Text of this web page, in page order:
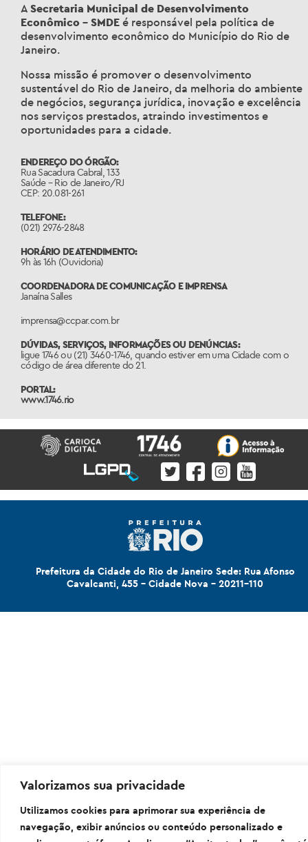
Valorizamos sua privacidade
Utilizamos cookies para aprimorar sua experiência de
navegação, exibir anúncios ou conteúdo personalizado e
A Secretaria Municipal de Desenvolvimento
Econômico – SMDE é responsável pela política de
desenvolvimento econômico do Município do Rio de
Janeiro.
Nossa missão é promover o desenvolvimento
sustentável do Rio de Janeiro, da melhoria do ambiente
de negócios, segurança jurídica, inovação e excelência
nos serviços prestados, atraindo investimentos e
oportunidades para a cidade.
ENDEREÇO DO ÓRGÃO:
Rua Sacadura Cabral, 133
Saúde – Rio de Janeiro/RJ
CEP: 20.081-261
TELEFONE:
(021) 2976-2848
HORÁRIO DE ATENDIMENTO:
9h às 16h (Ouvidoria)
COORDENADORA DE COMUNICAÇÃO E IMPRENSA
Janaína Salles
imprensa@ccpar.com.br
DÚVIDAS, SERVIÇOS, INFORMAÇÕES OU DENÚNCIAS:
ligue 1746 ou (21) 3460-1746, quando estiver em uma Cidade com o
código de área diferente do 21.
PORTAL:
www.1746.rio
Prefeitura da Cidade do Rio de Janeiro Sede: Rua Afonso
Cavalcanti, 455 - Cidade Nova - 20211-110